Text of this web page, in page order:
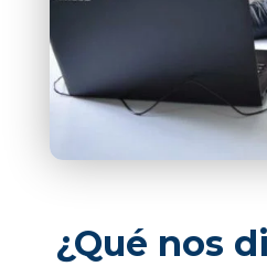
¿Qué nos